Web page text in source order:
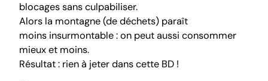
blocages sans culpabiliser.
Alors la montagne (de déchets) paraît
moins insurmontable : on peut aussi consommer
mieux et moins.
Résultat : rien à jeter dans cette BD !